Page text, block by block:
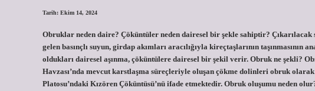
Tarih: Ekim 14, 2024
Obruklar neden daire? Çöküntüler neden dairesel bir şekle sahiptir? Çıkarılacak
gelen basınçlı suyun, girdap akımları aracılığıyla kireçtaşlarının taşınmasının
oldukları dairesel aşınma, çöküntülere dairesel bir şekil verir. Obruk ne şekli?
Havzası’nda mevcut karstlaşma süreçleriyle oluşan çökme dolinleri obruk
Platosu’ndaki Kızören Çöküntüsü’nü ifade etmektedir. Obruk oluşumu neden